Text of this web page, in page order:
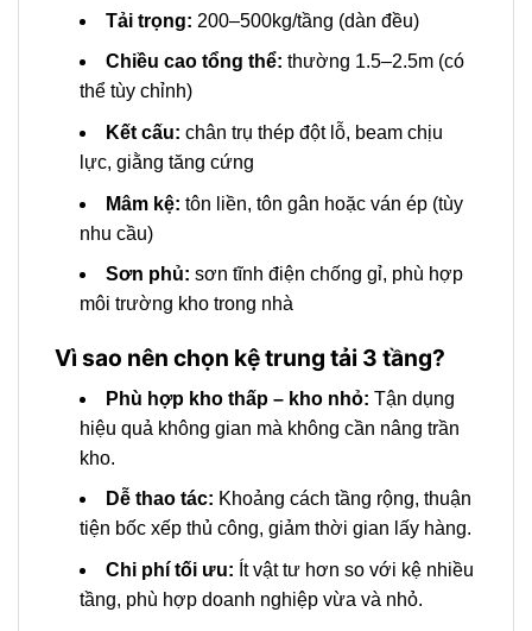
Tải trọng: 200–500kg/tầng (dàn đều)
Chiều cao tổng thể: thường 1.5–2.5m (có
thể tùy chỉnh)
Kết cấu: chân trụ thép đột lỗ, beam chịu
lực, giằng tăng cứng
Mâm kệ: tôn liền, tôn gân hoặc ván ép (tùy
nhu cầu)
Sơn phủ: sơn tĩnh điện chống gỉ, phù hợp
môi trường kho trong nhà
Vì sao nên chọn kệ trung tải 3 tầng?
Phù hợp kho thấp – kho nhỏ: Tận dụng
hiệu quả không gian mà không cần nâng trần
kho.
Dễ thao tác: Khoảng cách tầng rộng, thuận
tiện bốc xếp thủ công, giảm thời gian lấy hàng.
Chi phí tối ưu: Ít vật tư hơn so với kệ nhiều
tầng, phù hợp doanh nghiệp vừa và nhỏ.